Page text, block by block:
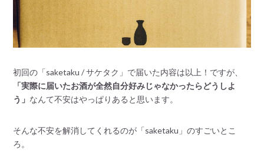
初回の「saketaku / サケタク」で届いた内容は以上！ですが、
「実際に届いたお酒が全然自分好みじゃなかったらどうしよ
う」 なんて不安はやっぱりあると思います。
そんな不安を解消してくれるのが「saketaku」のすごいとこ
ろ。